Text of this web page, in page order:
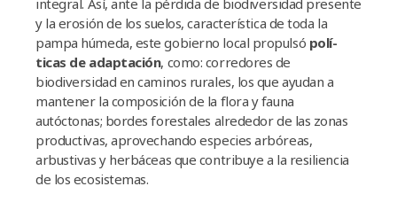
y la erosión de los suelos, caracterí­stica de toda la
pampa húmeda, este gobierno local propulsó polí­
ticas de adaptación, como: corredores de
biodiversidad en caminos rurales, los que ayudan a
mantener la composición de la flora y fauna
autóctonas; bordes forestales alrededor de las zonas
productivas, aprovechando especies arbóreas,
arbustivas y herbáceas que contribuye a la resiliencia
de los ecosistemas.